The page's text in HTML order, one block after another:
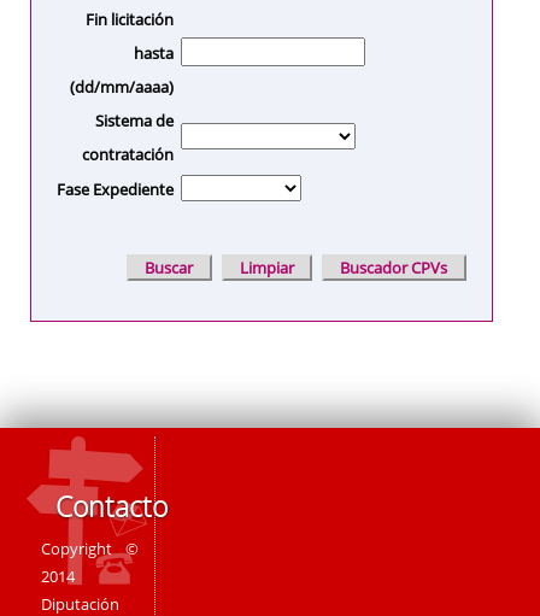
Fin licitación
hasta
(dd/mm/aaaa)
Sistema de
contratación
Fase Expediente
Contacto
Copyright ©
2014
Diputación